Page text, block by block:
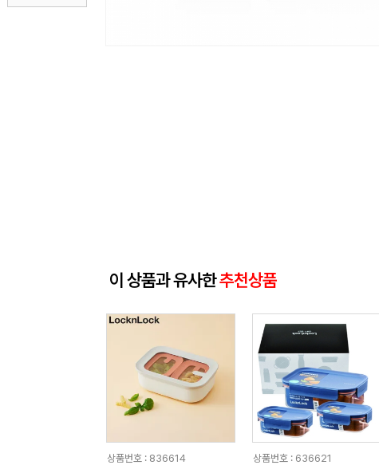
이 상품과 유사한추천상품
상품번호 : 836614
상품번호 : 636621